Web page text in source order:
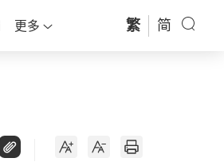
更多 繁 简